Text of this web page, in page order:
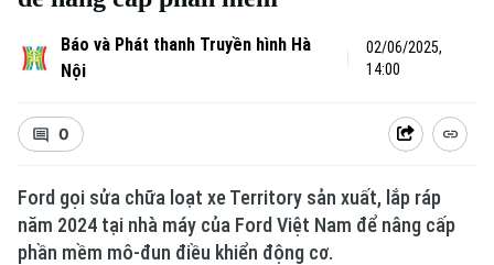
Báo và Phát thanh Truyền hình Hà
Nội
02/06/2025,
14:00
0
Ford gọi sửa chữa loạt xe Territory sản xuất, lắp ráp
năm 2024 tại nhà máy của Ford Việt Nam để nâng cấp
phần mềm mô-đun điều khiển động cơ.